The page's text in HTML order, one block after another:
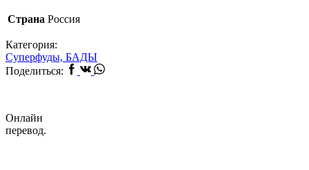
Страна Россия
Категория:
Суперфуды, БАДЫ
Поделиться: Facebook
Vk Whatsapp
Онлайн
перевод.